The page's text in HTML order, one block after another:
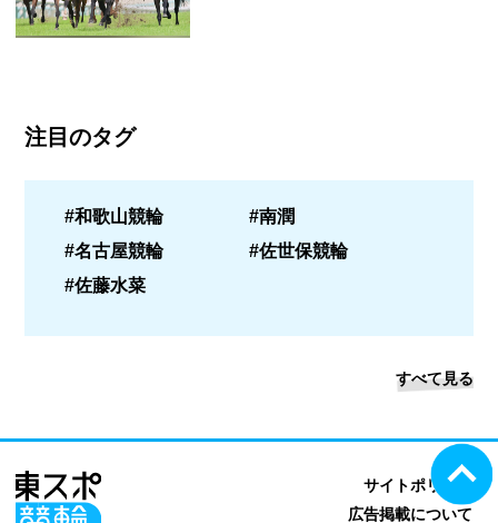
注目のタグ
#和歌山競輪
#南潤
#名古屋競輪
#佐世保競輪
#佐藤水菜
すべて見る
サイトポリシー
広告掲載について